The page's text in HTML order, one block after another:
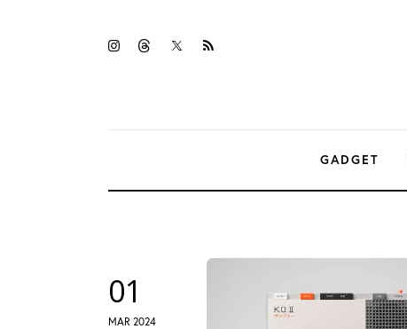
instagramm
threadstwitter-
rss
GADGET
01
MAR 2024